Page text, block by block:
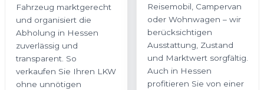
Fahrzeug marktgerecht
und organisiert die
Abholung in Hessen
zuverlässig und
transparent. So
verkaufen Sie Ihren LKW
ohne unnötigen
Reisemobil, Campervan
oder Wohnwagen – wir
berücksichtigen
Ausstattung, Zustand
und Marktwert sorgfältig.
Auch in Hessen
profitieren Sie von einer